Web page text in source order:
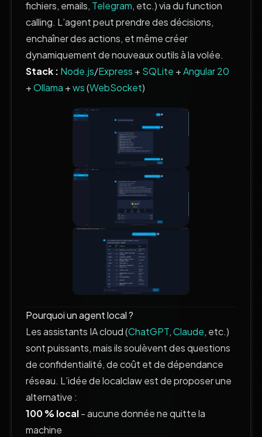
fichiers, emails, Telegram, etc.) via du function
calling. L’agent peut prendre des décisions,
enchaîner des actions, et même créer
dynamiquement de nouveaux outils à la volée.
Stack : Node.js/Express + SQLite +Angular 20
+Ollama +ws(WebSocket)
Pourquoi un agent local ?
Les assistants IA cloud (ChatGPT,Claude, etc.)
sont puissants, mais ils soulèvent des questions
de confidentialité, de coût et de dépendance
réseau. L’idée de localclaw est de proposer une
alternative :
100 % local- aucune donnée ne quitte la
machine